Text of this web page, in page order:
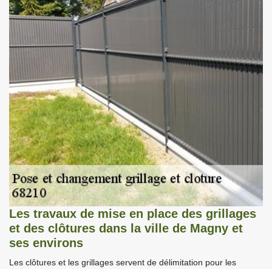
Les travaux de mise en place des grillages
et des clôtures dans la ville de Magny et
ses environs
Les clôtures et les grillages servent de délimitation pour les